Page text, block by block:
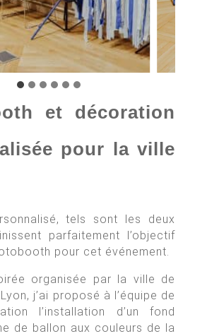
et décoration
pour la ville
tels sont les deux
parfaitement l’objectif
pour cet événement.
organisée par la ville de
j’ai proposé à l’équipe de
l’installation d’un fond
de ballon aux couleurs de la